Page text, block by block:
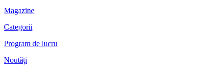
Magazine
Categorii
Program de lucru
Noutăți